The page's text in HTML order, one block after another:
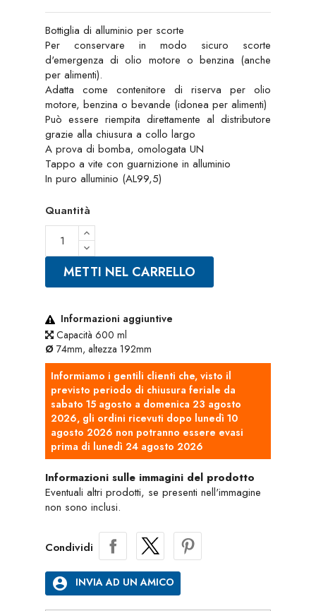
Bottiglia di alluminio per scorte
Per conservare in modo sicuro scorte
d'emergenza di olio motore o benzina (anche
per alimenti).
Adatta come contenitore di riserva per olio
motore, benzina o bevande (idonea per alimenti)
Può essere riempita direttamente al distributore
grazie alla chiusura a collo largo
A prova di bomba, omologata UN
Tappo a vite con guarnizione in alluminio
In puro alluminio (AL99,5)
Quantità
METTI NEL CARRELLO
Informazioni aggiuntive
Capacità 600 ml
Ø 74mm, altezza 192mm
Informiamo i gentili clienti che, visto il
previsto periodo di chiusura feriale da
sabato 15 agosto a domenica 23 agosto
2026, gli ordini ricevuti dopo lunedì 10
agosto 2026 non potranno essere evasi
prima di lunedì 24 agosto 2026
Informazioni sulle immagini del prodotto
Eventuali altri prodotti, se presenti nell'immagine
non sono inclusi.
Condividi
account_circle INVIA AD UN AMICO